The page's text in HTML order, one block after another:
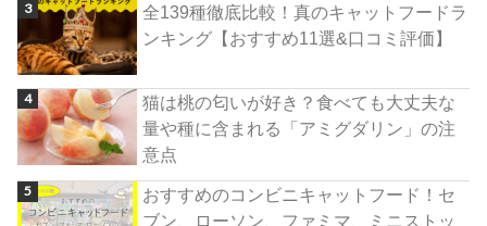
全139種徹底比較！真のキャットフードラ
ンキング【おすすめ11選&口コミ評価】
猫は桃の匂いが好き？食べても大丈夫な
量や種に含まれる「アミグダリン」の注
意点
おすすめのコンビニキャットフード！セ
ブン、ローソン、ファミマ、ミニストッ